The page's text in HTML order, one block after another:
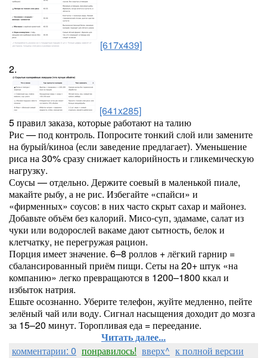
[617x439]
2.
[641x285]
5 правил заказа, которые работают на талию
Рис — под контроль. Попросите тонкий слой или замените
на бурый/киноа (если заведение предлагает). Уменьшение
риса на 30% сразу снижает калорийность и гликемическую
нагрузку.
Соусы — отдельно. Держите соевый в маленькой пиале,
макайте рыбу, а не рис. Избегайте «спайси» и
«фирменных» соусов: в них часто скрыт сахар и майонез.
Добавьте объём без калорий. Мисо-суп, эдамаме, салат из
чуки или водорослей вакаме дают сытность, белок и
клетчатку, не перегружая рацион.
Порция имеет значение. 6–8 роллов + лёгкий гарнир =
сбалансированный приём пищи. Сеты на 20+ штук «на
компанию» легко превращаются в 1200–1800 ккал и
избыток натрия.
Ешьте осознанно. Уберите телефон, жуйте медленно, пейте
зелёный чай или воду. Сигнал насыщения доходит до мозга
за 15–20 минут. Торопливая еда = переедание.
Читать далее...
комментарии: 0 понравилось! вверх^ к полной версии